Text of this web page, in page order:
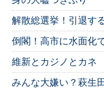
解散総選挙！引退す
倒閣！高市に水面化
維新とカジノとカネ
みんな大嫌い？萩生